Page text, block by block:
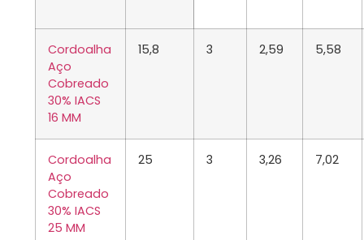
Cordoalha
Aço
Cobreado
30% IACS
16 MM
15,8 3 2,59 5,58
Cordoalha
Aço
Cobreado
30% IACS
25 MM
25 3 3,26 7,02